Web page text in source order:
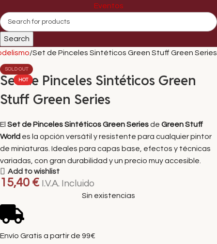
Eventos
Search
Set de Pinceles Sintéticos Green Stuff Green Series
SOLD OUT
HOT
Set de Pinceles Sintéticos Green
Stuff Green Series
El Set de Pinceles Sintéticos Green Seriesde Green Stuff
World es la opción versátil y resistente para cualquier pintor
de miniaturas. Ideales para capas base, efectos y técnicas
variadas, con gran durabilidad y un precio muy accesible.
Add to wishlist
15,40 € I.V.A. Incluido
Sin existencias
Envío Gratis a partir de 99€